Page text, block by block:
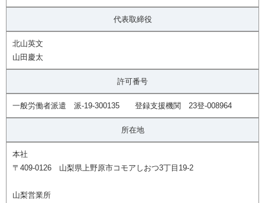
代表取締役
北山英文
山田慶太
許可番号
一般労働者派遣 派-19-300135 登録支援機関 23登-008964
所在地
本社
〒409-0126 山梨県上野原市コモアしおつ3丁目19-2
山梨営業所